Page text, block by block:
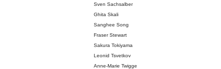
Sven Sachsalber
Ghita Skali
Sanghee Song
Fraser Stewart
Sakura Tokiyama
Leonid Tsvetkov
Anne-Marie Twigge